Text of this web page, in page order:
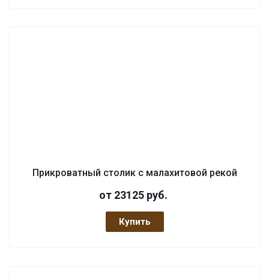
Прикроватный столик с малахитовой рекой
от 23125 руб.
Купить